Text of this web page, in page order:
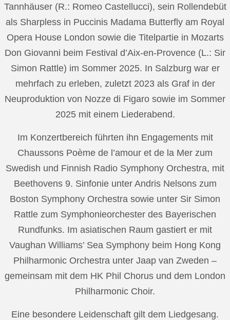
Tannhäuser (R.: Romeo Castellucci), sein Rollendebüt
als Sharpless in Puccinis Madama Butterfly am Royal
Opera House London sowie die Titelpartie in Mozarts
Don Giovanni beim Festival d’Aix-en-Provence (L.: Sir
Simon Rattle) im Sommer 2025. In Salzburg war er
mehrfach zu erleben, zuletzt 2023 als Graf in der
Neuproduktion von Nozze di Figaro sowie im Sommer
2025 mit einem Liederabend.
Im Konzertbereich führten ihn Engagements mit
Chaussons Poème de l’amour et de la Mer zum
Swedish und Finnish Radio Symphony Orchestra, mit
Beethovens 9. Sinfonie unter Andris Nelsons zum
Boston Symphony Orchestra sowie unter Sir Simon
Rattle zum Symphonieorchester des Bayerischen
Rundfunks. Im asiatischen Raum gastiert er mit
Vaughan Williams’ Sea Symphony beim Hong Kong
Philharmonic Orchestra unter Jaap van Zweden –
gemeinsam mit dem HK Phil Chorus und dem London
Philharmonic Choir.
Eine besondere Leidenschaft gilt dem Liedgesang.